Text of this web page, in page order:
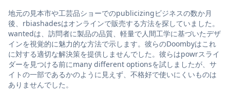
地元の見本市や工芸品ショーでのpublicizingビジネスの数か月
後、rbiashadesはオンラインで販売する方法を探していました。
wantedは、訪問者に製品の品質、軽量で人間工学に基づいたデザ
インを視覚的に魅力的な方法で示します。彼らのDoombyはこれ
に対する適切な解決策を提供しませんでした。彼らはpowrスライ
ダーを見つける前にmany different optionsを試しましたが、サ
イトの一部であるかのように見えず、不格好で使いにくいものは
ありませんでした。